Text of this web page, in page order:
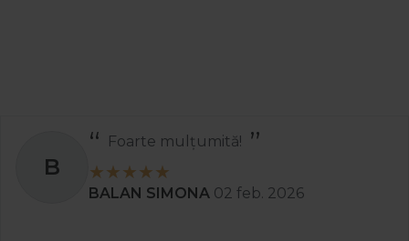
care doresc sa combine eficienta cu stilul.
Alege instrumentele profesionale care iti reprezinta
B
Foarte mulțumită!
BALAN SIMONA 02 feb. 2026